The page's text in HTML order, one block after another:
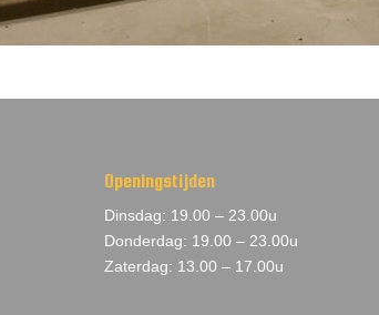
Openingstijden
Dinsdag: 19.00 – 23.00u
Donderdag: 19.00 – 23.00u
Zaterdag: 13.00 – 17.00u